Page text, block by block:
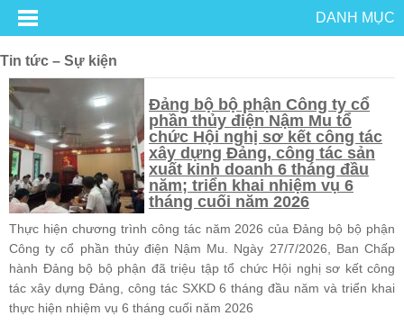
DANH MỤC
Tin tức – Sự kiện
Đảng bộ bộ phận Công ty cổ
phần thủy điện Nậm Mu tổ
chức Hội nghị sơ kết công tác
xây dựng Đảng, công tác sản
xuất kinh doanh 6 tháng đầu
năm; triển khai nhiệm vụ 6
tháng cuối năm 2026
Thực hiện chương trình công tác năm 2026 của Đảng bộ bộ phận
Công ty cổ phần thủy điện Nậm Mu. Ngày 27/7/2026, Ban Chấp
hành Đảng bộ bộ phận đã triệu tập tổ chức Hội nghị sơ kết công
tác xây dựng Đảng, công tác SXKD 6 tháng đầu năm và triển khai
thực hiện nhiệm vụ 6 tháng cuối năm 2026